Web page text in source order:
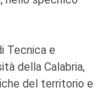
Tecnica e
della Calabria,
del territorio e